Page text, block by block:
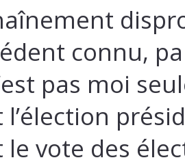
connu,
pas moi
l’élection
le vote des